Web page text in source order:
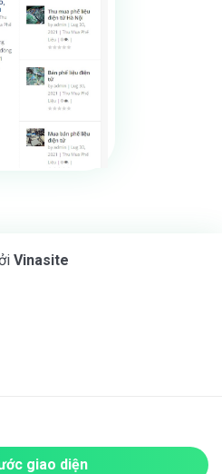
Vinasite
giao diện